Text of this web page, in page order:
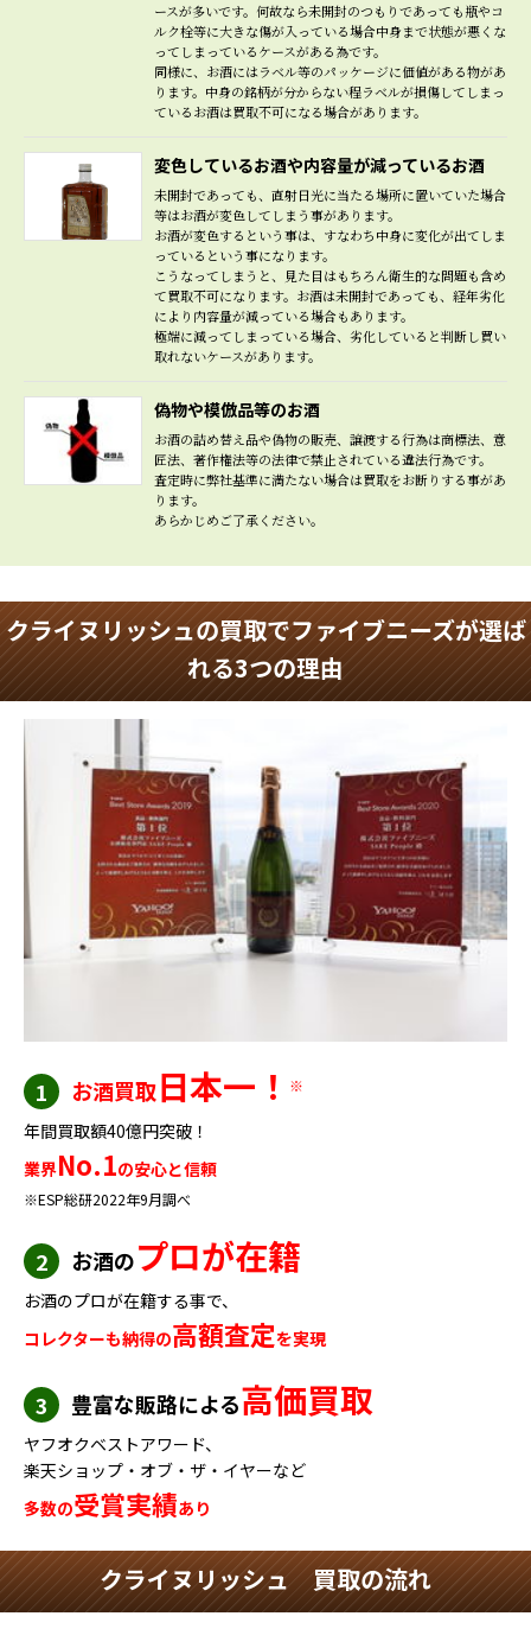
ースが多いです。何故なら未開封のつもりであっても瓶やコ
ルク栓等に大きな傷が入っている場合中身まで状態が悪くな
ってしまっているケースがある為です。
同様に、お酒にはラベル等のパッケージに価値がある物があ
ります。中身の銘柄が分からない程ラベルが損傷してしまっ
ているお酒は買取不可になる場合があります。
変色しているお酒や内容量が減っているお酒
未開封であっても、直射日光に当たる場所に置いていた場合
等はお酒が変色してしまう事があります。
お酒が変色するという事は、すなわち中身に変化が出てしま
っているという事になります。
こうなってしまうと、見た目はもちろん衛生的な問題も含め
て買取不可になります。お酒は未開封であっても、経年劣化
により内容量が減っている場合もあります。
極端に減ってしまっている場合、劣化していると判断し買い
取れないケースがあります。
偽物や模倣品等のお酒
お酒の詰め替え品や偽物の販売、譲渡する行為は商標法、意
匠法、著作権法等の法律で禁止されている違法行為です。
査定時に弊社基準に満たない場合は買取をお断りする事があ
ります。
あらかじめご了承ください。
クライヌリッシュの買取でファイブニーズが選ば
れる3つの理由
1 お酒買取日本一！ ※
年間買取額40億円突破！
業界No.1の安心と信頼
※ESP総研2022年9月調べ
2 お酒のプロが在籍
お酒のプロが在籍する事で、
コレクターも納得の高額査定を実現
3 豊富な販路による高価買取
ヤフオクベストアワード、
楽天ショップ・オブ・ザ・イヤーなど
多数の受賞実績あり
クライヌリッシュ 買取の流れ